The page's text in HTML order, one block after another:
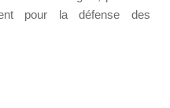
pour la défense des